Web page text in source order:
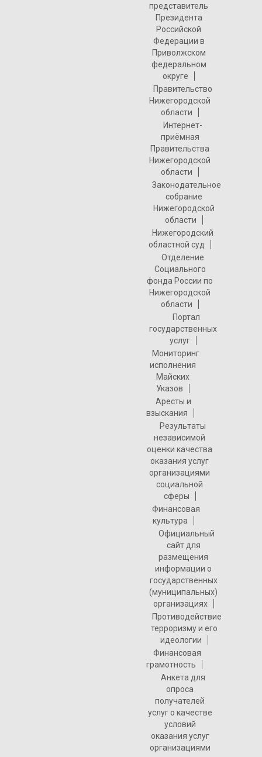
представитель
Президента
Российской
Федерации в
Приволжском
федеральном
округе
Правительство
Нижегородской
области
Интернет-
приёмная
Правительства
Нижегородской
области
Законодательное
собрание
Нижегородской
области
Нижегородский
областной суд
Отделение
Социального
фонда России по
Нижегородской
области
Портал
государственных
услуг
Мониторинг
исполнения
Майских
Указов
Аресты и
взыскания
Результаты
независимой
оценки качества
оказания услуг
организациями
социальной
сферы
Финансовая
культура
Официальный
сайт для
размещения
информации о
государственных
(муниципальных)
организациях
Противодействие
терроризму и его
идеологии
Финансовая
грамотность
Анкета для
опроса
получателей
услуг о качестве
условий
оказания услуг
организациями